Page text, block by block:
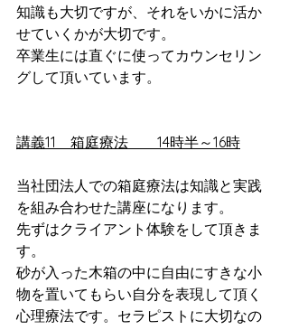
知識も大切ですが、それをいかに活か
せていくかが大切です。
卒業生には直ぐに使ってカウンセリン
グして頂いています。
講義11　箱庭療法　　14時半～16時
当社団法人での箱庭療法は知識と実践
を組み合わせた講座になります。
先ずはクライアント体験をして頂きま
す。
砂が入った木箱の中に自由にすきな小
物を置いてもらい自分を表現して頂く
心理療法です。セラピストに大切なの